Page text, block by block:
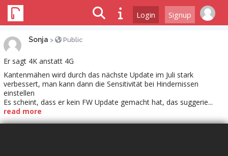
Login Signup
Sonja > Public
Er sagt 4K anstatt 4G
Kantenmähen wird durch das nächste Update im Juli stark
verbessert, man kann dann die Sensitivität bei Hindernissen
einstellen
Es scheint, dass er kein FW Update gemacht hat, das suggerie...
read more